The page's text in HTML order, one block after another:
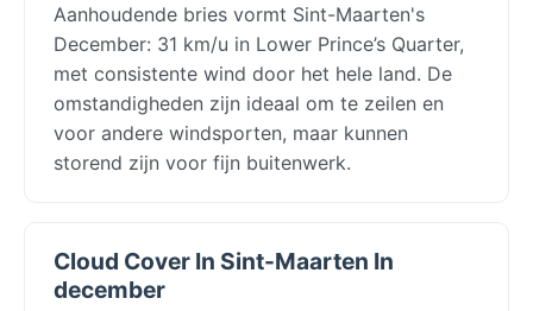
Aanhoudende bries vormt Sint-Maarten's
December: 31 km/u in Lower Prince’s Quarter,
met consistente wind door het hele land. De
omstandigheden zijn ideaal om te zeilen en
voor andere windsporten, maar kunnen
storend zijn voor fijn buitenwerk.
Cloud Cover In Sint-Maarten In
december